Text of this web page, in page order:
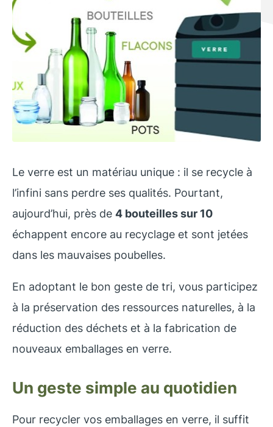
Le verre est un matériau unique : il se recycle à
l’infini sans perdre ses qualités. Pourtant,
aujourd’hui, près de 4 bouteilles sur 10
échappent encore au recyclage et sont jetées
dans les mauvaises poubelles.
En adoptant le bon geste de tri, vous participez
à la préservation des ressources naturelles, à la
réduction des déchets et à la fabrication de
nouveaux emballages en verre.
Un geste simple au quotidien
Pour recycler vos emballages en verre, il suffit